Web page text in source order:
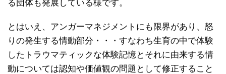
る団体も発展している様です。
とはいえ、アンガーマネジメントにも限界があり、怒
りの発生する情動部分・・・すなわち生育の中で体験
したトラウマティックな体験記憶とそれに由来する情
動については認知や価値観の問題として修正すること